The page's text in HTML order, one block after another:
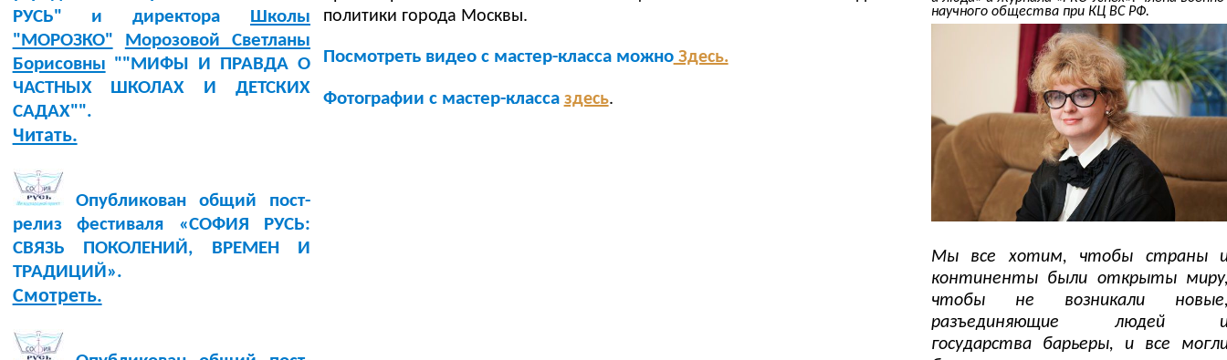
РУСЬ" и директора
Школы
"МОРОЗКО"
Морозовой Светланы
Борисовны ""МИФЫ И ПРАВДА О
ЧАСТНЫХ ШКОЛАХ И ДЕТСКИХ
САДАХ"".
Читать.
Опубликован общий пост-
релиз фестиваля «СОФИЯ РУСЬ:
СВЯЗЬ ПОКОЛЕНИЙ, ВРЕМЕН И
ТРАДИЦИЙ».
Смотреть.
политики города Москвы.
Посмотреть видео с мастер-класса можноЗдесь.
Фотографии с мастер-класса здесь.
научного общества при КЦ ВС РФ.
Мы все хотим, чтобы страны
континенты были открыты
чтобы не возникали
разъединяющие людей
государства барьеры, и все